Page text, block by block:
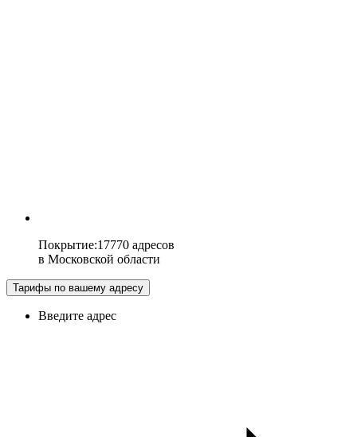
Покрытие:17770 адресов
в Московской области
Тарифы по вашему адресу
Введите адрес